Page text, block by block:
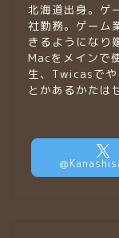
北海道出身。ゲ
社勤務。ゲーム
きるようになり
Macをメインで
生、Twicasでや
とかあるかたは